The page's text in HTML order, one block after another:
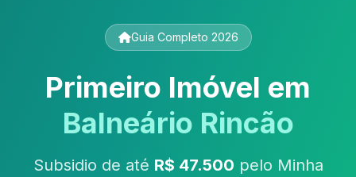
Guia Completo 2026
Primeiro Imóvel em
Balneário Rincão
Subsidio de até R$ 47.500 pelo Minha